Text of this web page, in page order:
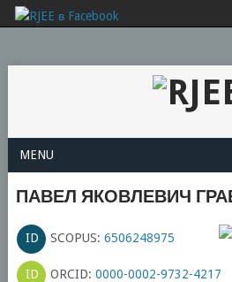
MENU
ПАВЕЛ ЯКОВЛЕВИЧ
ID SCOPUS: 6506248975
ID ORCID: 0000-0002-9732-4217